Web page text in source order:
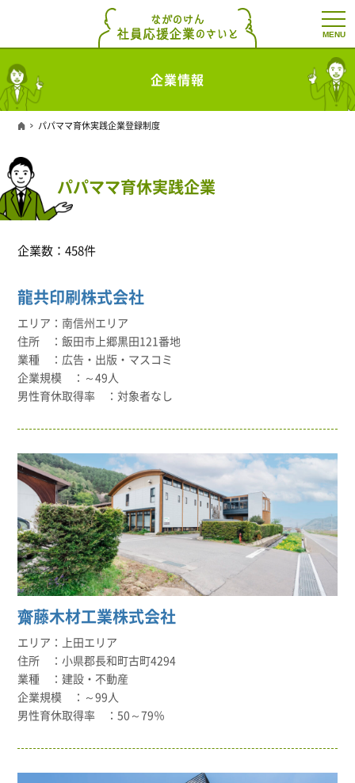
t
o
g
g
l
e
n
a
企業情報
パパママ育休実践企業登録制度
パパママ育休実践企業
企業数：458件
龍共印刷株式会社
南信州エリア
飯田市上郷黒田121番地
広告・出版・マスコミ
～49人
対象者なし
齋藤木材工業株式会社
上田エリア
小県郡長和町古町4294
建設・不動産
～99人
50～79％